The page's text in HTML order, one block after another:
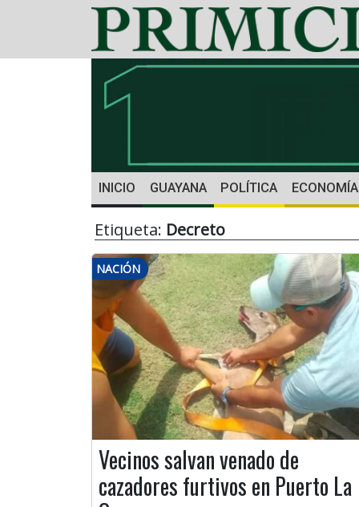
INICIO GUAYANA POLÍTICA ECONOMÍA
Etiqueta: Decreto
NACIÓN
Vecinos salvan venado de
cazadores furtivos en Puerto La